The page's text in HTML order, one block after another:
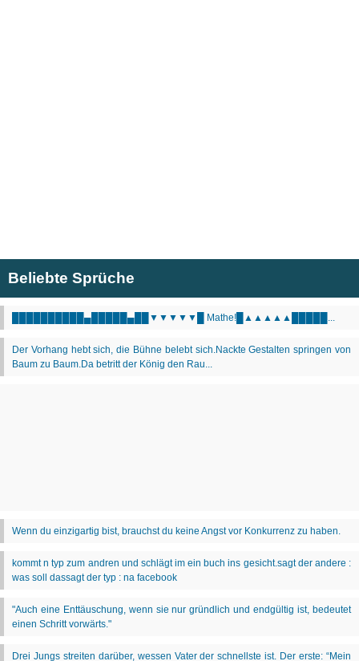
Beliebte Sprüche